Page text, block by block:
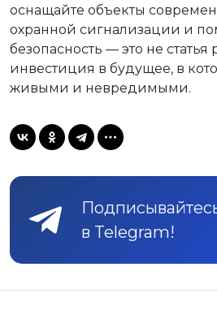
оснащайте объекты
охранной сигнализации и
безопасность — это не статья
инвестиция в будущее, в
живыми и невредимыми.
в Telegram!